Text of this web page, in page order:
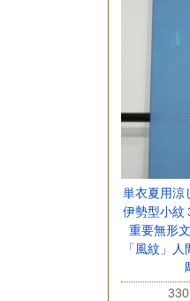
単衣夏用涼
伊勢型小
重要無形
「風紋」